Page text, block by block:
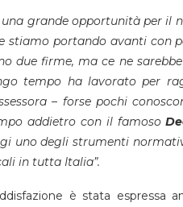
una grande opportunità per il
stiamo portando avanti con
due firme, ma ce ne
tempo ha lavorato per
– forse pochi
addietro con il famoso
uno degli strumenti
in tutta Italia”.
è stata espressa